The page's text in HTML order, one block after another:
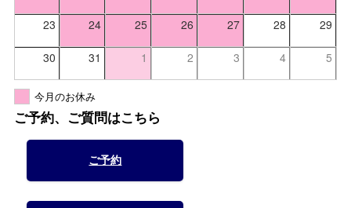
23 24 25 26 27 28 29
30 31 1 2 3 4 5
今月のお休み
ご予約、ご質問はこちら
ご予約